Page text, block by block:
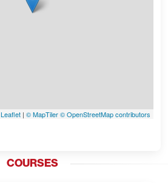
Leaflet | © MapTiler© OpenStreetMap contributors
COURSES